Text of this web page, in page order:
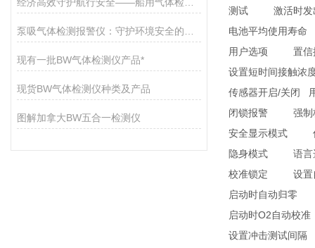
现有一批BW气体检测仪产品*
现货BW气体检测仪种类及产品
图解加拿大BW五合一检测仪
测试
激活时
电池平均使用寿命
用户选项
置信
设置短时间接触浓
传感器开启/关闭
闭锁报警
强制
安全显示模式
隐身模式
语言
校准锁定
设置
启动时自动归零
启动时O2 自动校准
设置冲击测试间隔